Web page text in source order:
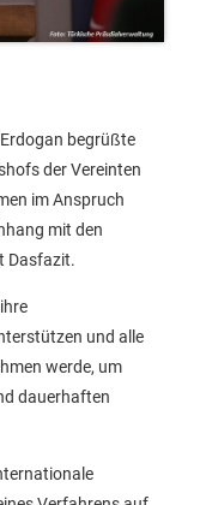
begrüßte
der Vereinten
im Anspruch
mit den
Dasfazit.
und alle
werde, um
dauerhaften